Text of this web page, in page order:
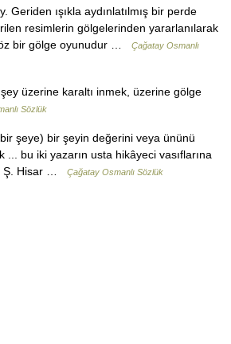
Geriden ışıkla aydınlatılmış bir perde
resimlerin gölgelerinden yararlanılarak
bir gölge oyunudur …
Çağatay Osmanlı
üzerine karaltı inmek, üzerine gölge
Sözlük
şeye) bir şeyin değerini veya ününü
bu iki yazarın usta hikâyeci vasıflarına
Ş. Hisar …
Çağatay Osmanlı Sözlük